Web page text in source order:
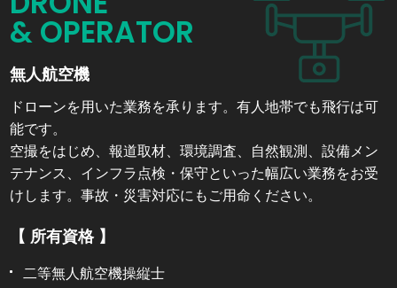
DRONE
& OPERATOR
無人航空機
ドローンを用いた業務を承ります。有人地帯でも飛行は可
能です。
空撮をはじめ、報道取材、環境調査、自然観測、設備メン
テナンス、インフラ点検・保守といった幅広い業務をお受
けします。事故・災害対応にもご用命ください。
【 所有資格 】
二等無人航空機操縦士